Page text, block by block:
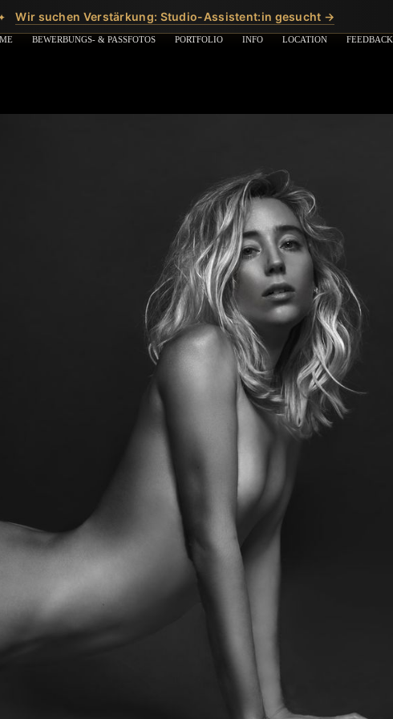
BEWERBUNGS- & PASSFOTOS PORTFOLIO INFO LOCATION FEEDBACK
Wir suchen Verstärkung: Studio-Assistent:in gesucht →